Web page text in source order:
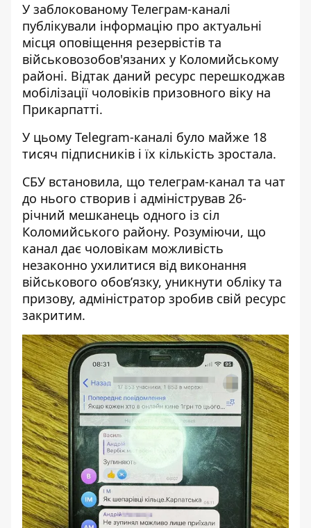
У заблокованому Телеграм-каналі
публікували інформацію про актуальні
місця оповіщення резервістів та
військовозобов'язаних у Коломийському
районі. Відтак даний ресурс перешкоджав
мобілізації чоловіків призовного віку на
Прикарпатті.
У цьому Telegram-каналі було майже 18
тисяч підписників і їх кількість зростала.
СБУ встановила, що телеграм-канал та чат
до нього створив і адміністрував 26-
річний мешканець одного із сіл
Коломийського району. Розуміючи, що
канал дає чоловікам можливість
незаконно ухилитися від виконання
військового обов’язку, уникнути обліку та
призову, адміністратор зробив свій ресурс
закритим.